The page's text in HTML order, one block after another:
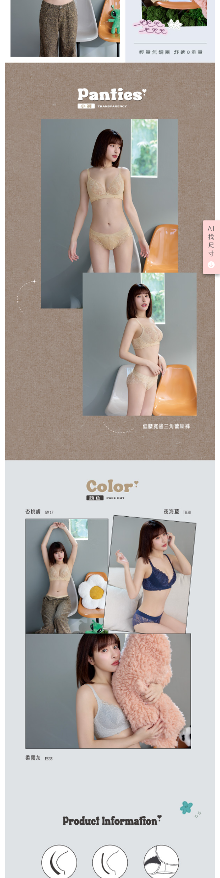
AI
找
尺
寸